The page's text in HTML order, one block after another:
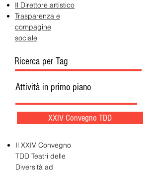
Il Direttore artistico
Trasparenza e
compagine
sociale
Ricerca per Tag
Attività in primo piano
XXIV Convegno TDD
Il XXIV Convegno
TDD Teatri delle
Diversità ad